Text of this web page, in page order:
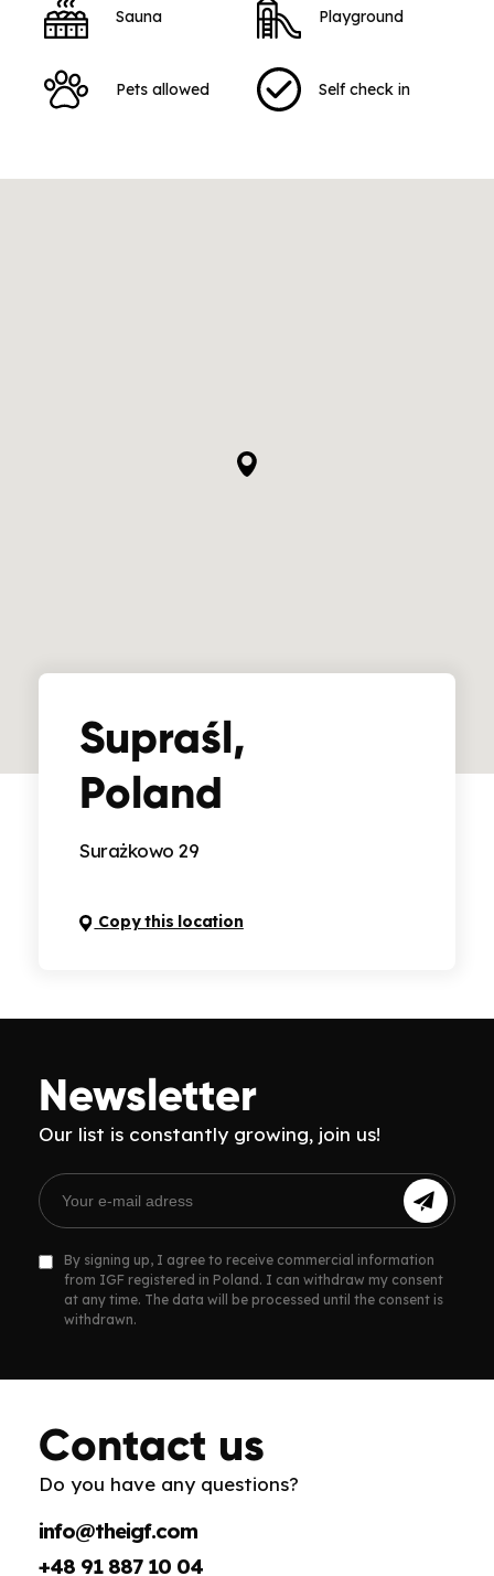
Sauna Playground
Pets allowed Self check in
Supraśl,
Poland
Surażkowo 29
Copy this location
Newsletter
Our list is constantly growing, join us!
By signing up, I agree to receive commercial information
from IGF registered in Poland. I can withdraw my consent
at any time. The data will be processed until the consent is
withdrawn.
Contact us
Do you have any questions?
info@theigf.com
+48 91 887 10 04